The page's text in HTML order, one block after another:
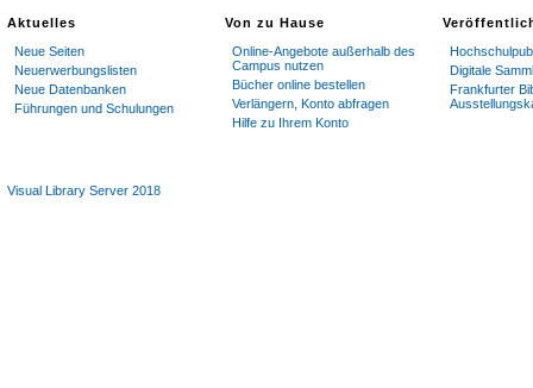
Aktuelles
Neue Seiten
Neuerwerbungslisten
Neue Datenbanken
Führungen und Schulungen
Von zu Hause
Online-Angebote außerhalb des
Campus nutzen
Bücher online bestellen
Verlängern, Konto abfragen
Hilfe zu Ihrem Konto
Digitale
Frankfurter
Visual Library Server 2018